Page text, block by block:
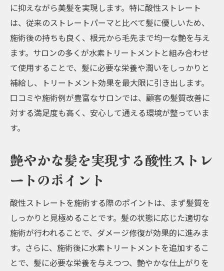
に抑えながら美髪を実現します。特に酸性ストレート
は、従来のストレートパーマと比べて髪に優しいため、
施術後の持ちも良く、根元から毛先まで均一な艶を与え
ます。サロンの多くが水素トリートメントと組み合わせ
て使用することで、髪に必要な栄養や潤いをしっかりと
補給し、トリートメント効果を最大限に引き出します。
口コミや施術例が豊富なサロンでは、顧客の髪質改善に
対する満足度も高く、安心して通える環境が整っていま
す。
艶やかな髪を実現する酸性ストレ
ートのポイント
酸性ストレートを施術する際のポイントは、まず髪質を
しっかりと見極めることです。髪の状態に応じた適切な
施術が行われることで、ダメージ修復が効果的に進みま
す。さらに、施術後に水素トリートメントを追加するこ
とで、髪に必要な栄養を与えつつ、艶やかな仕上がりを